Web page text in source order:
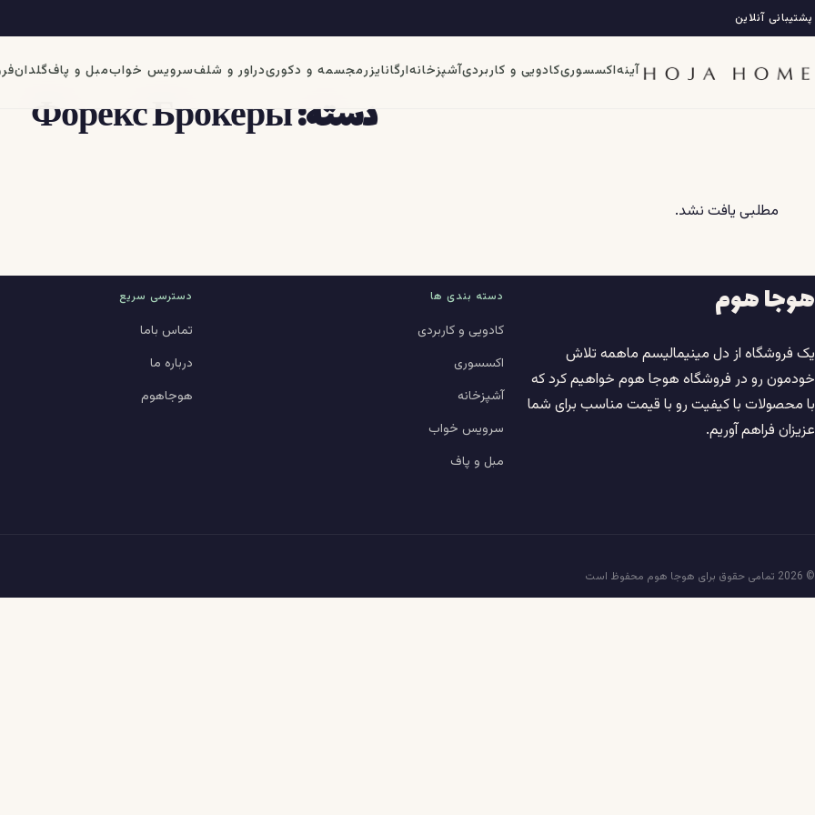
رفتن
به
محتوا
آنلاین
آینهاکسسوریکادویی و کاربردیآشپزخانهارگانایزرمجسمه و دکوریدراور و شلفسرویس خوابمبل و پافگلدان
دسته:Форекс Брокеры
مطلبی یافت نشد.
هوجا هوم
یک فروشگاه از دل مینیمالیسم ماهمه تلاش
خودمون رو در فروشگاه هوجا هوم خواهیم کرد که
با محصولات با کیفیت رو با قیمت مناسب برای شما
عزیزان فراهم آوریم.
دسته بندی ها
کادویی و کاربردی
اکسسوری
آشپزخانه
سرویس خواب
مبل و پاف
دسترسی سریع
تماس باما
درباره ما
هوجاهوم
© 2026 تمامی حقوق برای هوجا هوم محفوظ است